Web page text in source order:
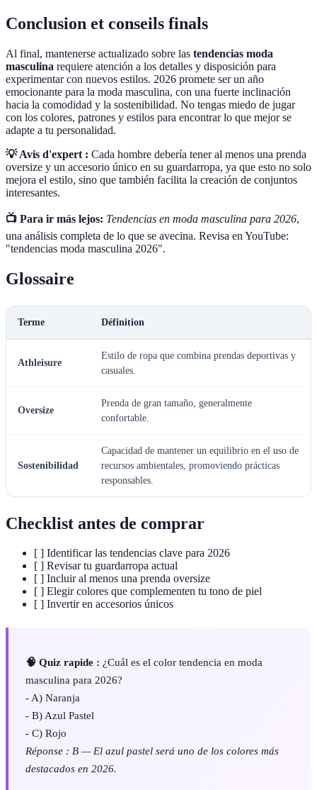
Conclusion et conseils finals
Al final, mantenerse actualizado sobre las tendencias moda
masculina requiere atención a los detalles y disposición para
experimentar con nuevos estilos. 2026 promete ser un año
emocionante para la moda masculina, con una fuerte inclinación
hacia la comodidad y la sostenibilidad. No tengas miedo de jugar
con los colores, patrones y estilos para encontrar lo que mejor se
adapte a tu personalidad.
💡 Avis d'expert : Cada hombre debería tener al menos una prenda
oversize y un accesorio único en su guardarropa, ya que esto no solo
mejora el estilo, sino que también facilita la creación de conjuntos
interesantes.
📺 Para ir más lejos: Tendencias en moda masculina para 2026,
una análisis completa de lo que se avecina. Revisa en YouTube:
"tendencias moda masculina 2026".
Glossaire
Terme Définition
Athleisure
Estilo de ropa que combina prendas deportivas y
casuales.
Oversize
Prenda de gran tamaño, generalmente
confortable.
Sostenibilidad
Capacidad de mantener un equilibrio en el uso de
recursos ambientales, promoviendo prácticas
responsables.
Checklist antes de comprar
[ ] Identificar las tendencias clave para 2026
[ ] Revisar tu guardarropa actual
[ ] Incluir al menos una prenda oversize
[ ] Elegir colores que complementen tu tono de piel
[ ] Invertir en accesorios únicos
🧠 Quiz rapide : ¿Cuál es el color tendencia en moda
masculina para 2026?
- A) Naranja
- B) Azul Pastel
- C) Rojo
Réponse : B — El azul pastel será uno de los colores más
destacados en 2026.